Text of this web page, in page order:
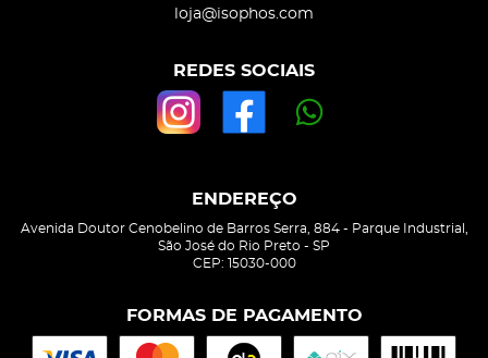
loja@isophos.com
REDES SOCIAIS
ENDEREÇO
Avenida Doutor Cenobelino de Barros Serra, 884- Parque Industrial,
São José do Rio Preto - SP
CEP: 15030-000
FORMAS DE PAGAMENTO